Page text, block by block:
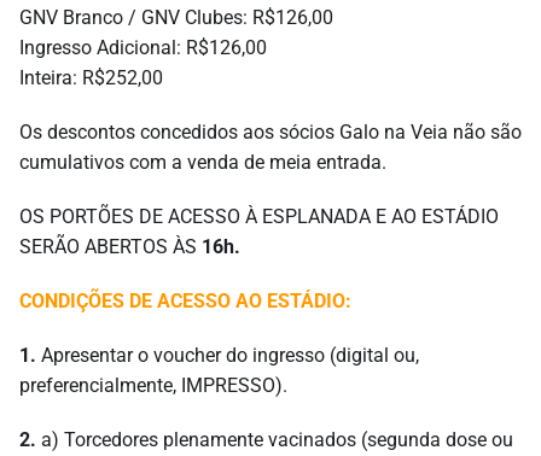
GNV Branco / GNV Clubes: R$126,00
Ingresso Adicional: R$126,00
Inteira: R$252,00
Os descontos concedidos aos sócios Galo na Veia não são
cumulativos com a venda de meia entrada.
OS PORTÕES DE ACESSO À ESPLANADA E AO ESTÁDIO
SERÃO ABERTOS ÀS 16h.
CONDIÇÕES DE ACESSO AO ESTÁDIO:
1. Apresentar o voucher do ingresso (digital ou,
preferencialmente, IMPRESSO).
2. a) Torcedores plenamente vacinados (segunda dose ou